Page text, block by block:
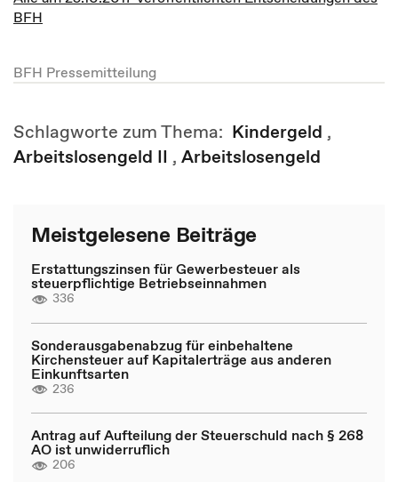
BFH​​​​​​​
BFH Pressemitteilung
Schlagworte zum Thema: Kindergeld ,
Arbeitslosengeld II , Arbeitslosengeld
Meistgelesene Beiträge
Erstattungszinsen für Gewerbesteuer als
steuerpflichtige Betriebseinnahmen
336
Sonderausgabenabzug für einbehaltene
Kirchensteuer auf Kapitalerträge aus anderen
Einkunftsarten
236
Antrag auf Aufteilung der Steuerschuld nach § 268
AO ist unwiderruflich
206